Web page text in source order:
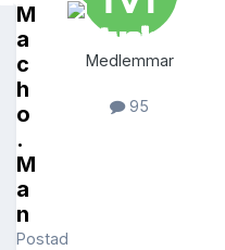
M
a
c
h
o
.
M
a
n
Postad
Medlemmar
95